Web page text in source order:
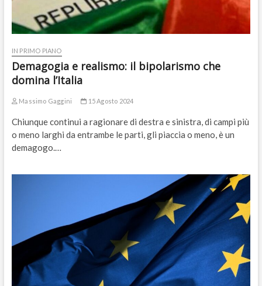
IN PRIMO PIANO
Demagogia e realismo: il bipolarismo che
domina l’Italia
Massimo Gaggini 15 Agosto 2024
Chiunque continui a ragionare di destra e sinistra, di campi più
o meno larghi da entrambe le parti, gli piaccia o meno, è un
demagogo.…